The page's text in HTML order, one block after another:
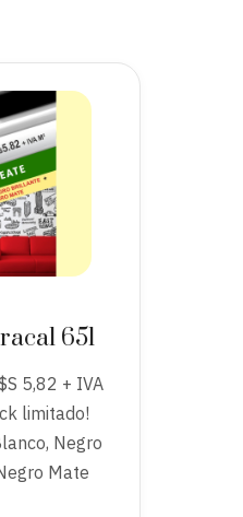
651
5,82 + IVA
limitado!
Negro
Mate